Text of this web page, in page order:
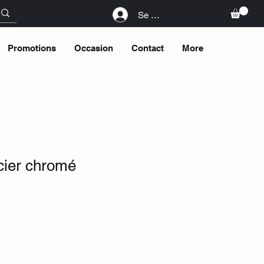
Se connecter
Promotions Occasion Contact More
chromé